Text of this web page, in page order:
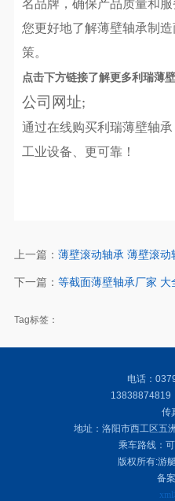
名品牌，确保产品质量和
您更好地了解薄壁轴承制
策。
点击下方链接了解更多利瑞薄
公司网址;
通过在线购买利瑞薄壁轴
工业设备、更可靠！
上一篇： 薄壁滚动轴承 薄壁滚
下一篇： 等截面薄壁轴承厂家 大
Tag标签：
电话：
传
地址：洛阳市西工区五
乘车路线：
版权所有:游
备
xml